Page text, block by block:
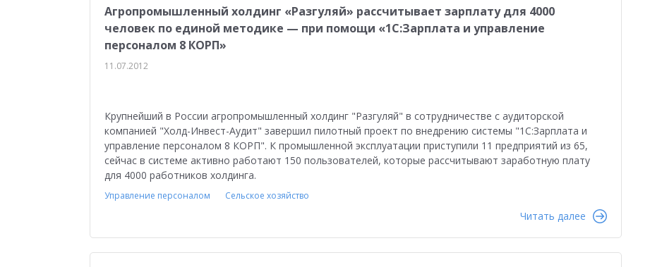
Агропромышленный холдинг «Разгуляй» рассчитывает зарплату для 4000
человек по единой методике — при помощи «1С:Зарплата и управление
персоналом 8 КОРП»
11.07.2012
Крупнейший в России агропромышленный холдинг "Разгуляй" в сотрудничестве с аудиторской
компанией "Холд-Инвест-Аудит" завершил пилотный проект по внедрению системы "1С:Зарплата и
управление персоналом 8 КОРП". К промышленной эксплуатации приступили 11 предприятий из 65,
сейчас в системе активно работают 150 пользователей, которые рассчитывают заработную плату
для 4000 работников холдинга.
Управление персоналом Сельское хозяйство
Читать далее